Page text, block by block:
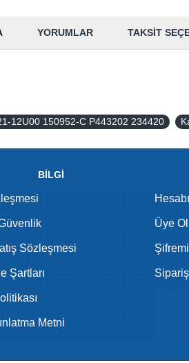
YORUMLAR TAKSIT
12U00 150952-C P443202 234420
BİLGİ
Sözleşmesi
Şartları
Metni
Üye Ol